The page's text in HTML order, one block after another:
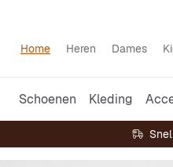
Home Heren Dames
Schoenen Kleding